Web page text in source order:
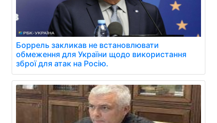
Боррель закликав не встановлювати
обмеження для України щодо використання
зброї для атак на Росію.